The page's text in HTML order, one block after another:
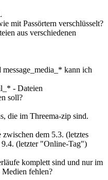
mit Passörtern verschlüsselt?
aus verschiedenen
kann ich
- Dateien
soll?
die im Threema-zip sind.
dem 5.3. (letztes
(letzter "Online-Tag")
komplett sind und nur im
fehlen?